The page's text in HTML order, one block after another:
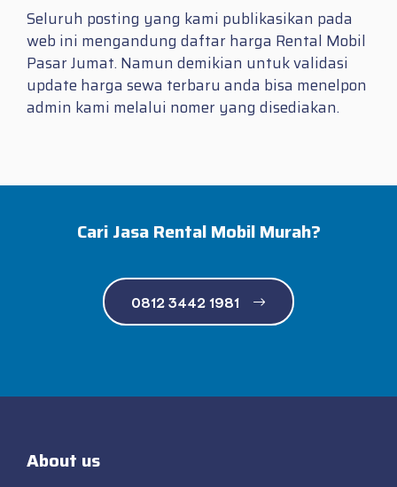
Seluruh posting yang kami publikasikan pada
web ini mengandung daftar harga Rental Mobil
Pasar Jumat. Namun demikian untuk validasi
update harga sewa terbaru anda bisa menelpon
admin kami melalui nomer yang disediakan.
Cari Jasa Rental Mobil Murah?
0812 3442 1981
About us